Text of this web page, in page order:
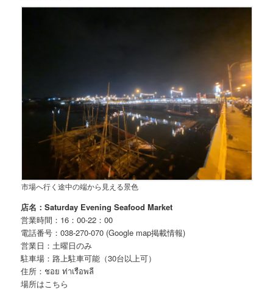
市場へ行く途中の端から見える景色
店名：Saturday Evening Seafood Market
営業時間：16：00-22：00
電話番号：038-270-070 (Google map掲載情報)
営業日：土曜日のみ
駐車場：路上駐車可能（30台以上可）
住所：ชอย ท่าเรือพลี
場所はこちら